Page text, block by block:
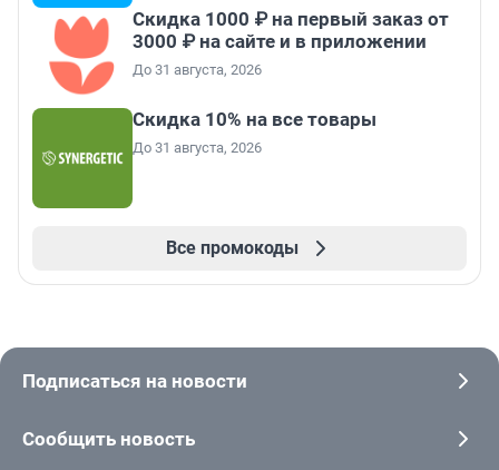
Скидка 1000 ₽ на первый заказ от
3000 ₽ на сайте и в приложении
До 31 августа, 2026
Скидка 10% на все товары
До 31 августа, 2026
Все промокоды
Подписаться на новости
Сообщить новость